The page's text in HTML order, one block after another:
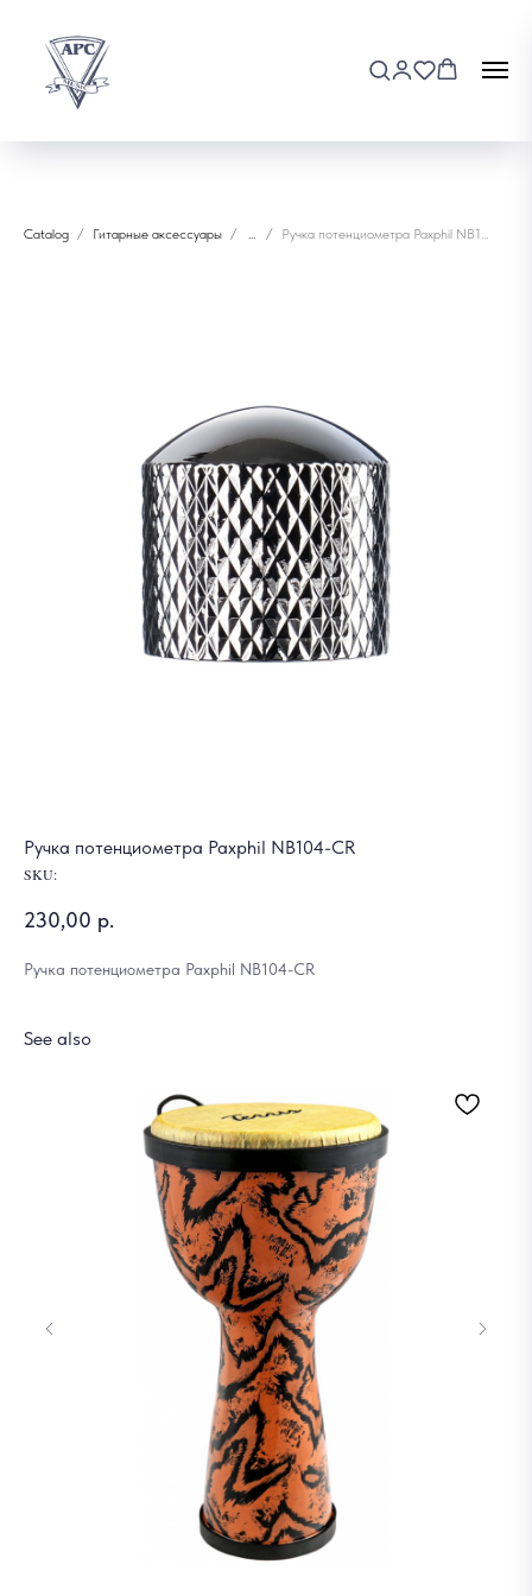
Catalog Гитарные аксессуары ... Ручка потенциометра Paxphil NB104-CR
Ручка потенциометра Paxphil NB104-CR
SKU:
230,00 р.
Ручка потенциометра Paxphil NB104-CR
See also